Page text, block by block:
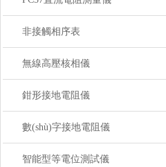
非接觸相序表
無線高壓核相儀
鉗形接地電阻儀
數(shù)字接地電阻儀
智能型等電位測試儀